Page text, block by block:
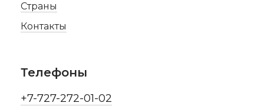
Телефоны
+7-727-272-01-02
Страны
Контакты